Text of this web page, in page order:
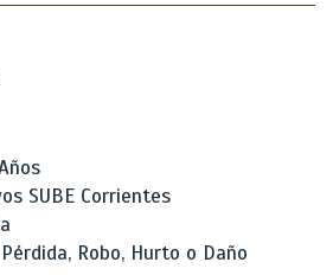
SUBE Corrientes
Robo, Hurto o Daño